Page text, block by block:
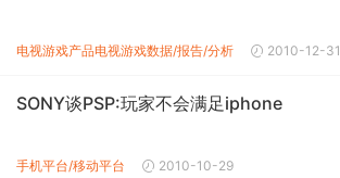
电视游戏产品电视游戏数据/报告/分析 2010-12-31
SONY谈PSP:玩家不会满足iphone
手机平台/移动平台 2010-10-29